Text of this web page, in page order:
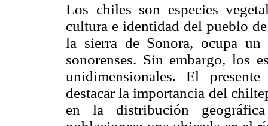
Los chiles son especies
cultura e identidad del pueblo
la sierra de Sonora, ocupa
sonorenses. Sin embargo, los
unidimensionales. El
destacar la importancia del
en la distribución